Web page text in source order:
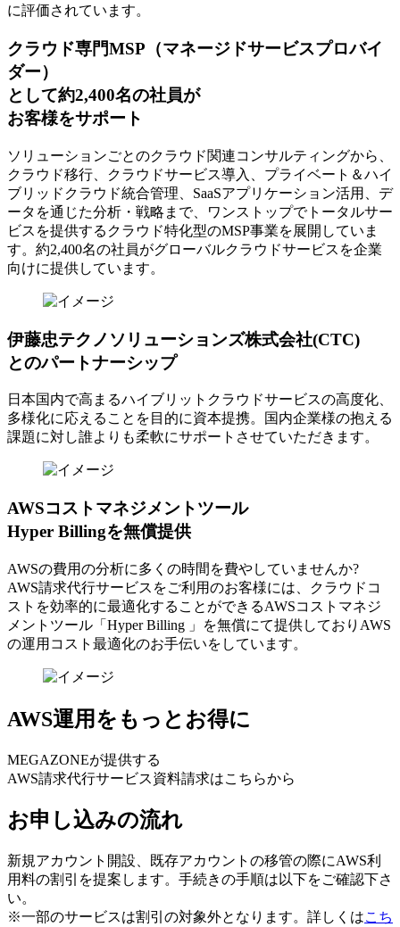
に評価されています。
クラウド専門MSP （マネージドサービスプロバイ
ダー）
として約2,400名の社員が
お客様をサポート
ソリューションごとのクラウド関連コンサルティングから、
クラウド移行、クラウドサービス導入、プライベート＆ハイ
ブリッドクラウド統合管理、SaaSアプリケーション活用、デ
ータを通じた分析・戦略まで、ワンストップでトータルサー
ビスを提供するクラウド特化型のMSP事業を展開していま
す。約2,400名の社員がグローバルクラウドサービスを企業
向けに提供しています。
伊藤忠テクノソリューションズ株式会社(CTC)
とのパートナーシップ
日本国内で高まるハイブリットクラウドサービスの高度化、
多様化に応えることを目的に資本提携。国内企業様の抱える
課題に対し誰よりも柔軟にサポートさせていただきます。
AWSコストマネジメントツール
Hyper Billingを無償提供
AWSの費⽤の分析に多くの時間を費やしていませんか?
AWS請求代⾏サービスをご利⽤のお客様には、クラウドコ
ストを効率的に最適化することができるAWSコストマネジ
メントツール「Hyper Billing 」を無償にて提供しておりAWS
の運⽤コスト最適化のお⼿伝いをしています。
AWS運用をもっとお得に
MEGAZONEが提供する
AWS請求代行サービス資料請求はこちらから
お申し込みの流れ
新規アカウント開設、既存アカウントの移管の際にAWS利
用料の割引を提案します。手続きの手順は以下をご確認下さ
い。
※一部のサービスは割引の対象外となります。詳しくはこち